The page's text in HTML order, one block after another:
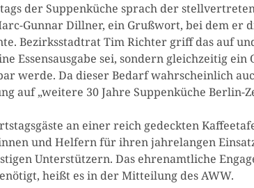
der Suppenküche sprach der
Gunnar Dillner, ein Grußwort, bei dem er
Bezirksstadtrat Tim Richter griff das auf
Essensausgabe sei, sondern gleichzeitig ein
werde. Da dieser Bedarf wahrscheinlich
auf „weitere 30 Jahre Suppenküche Berlin-
an einer reich gedeckten
und Helfern für ihren jahrelangen
Unterstützern. Das ehrenamtliche
heißt es in der Mitteilung des AWW.